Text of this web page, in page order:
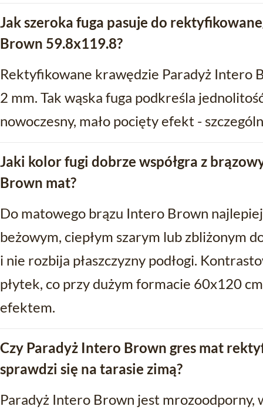
Jak szeroka fuga pasuje do
Brown 59.8x119.8?
Rektyfikowane krawędzie Paradyż Intero
2 mm. Tak wąska fuga podkreśla
nowoczesny, mało pocięty efekt -
Jaki kolor fugi dobrze współgra z
Brown mat?
Do matowego brązu Intero Brown
beżowym, ciepłym szarym lub zbliżonym
i nie rozbija płaszczyzny podłogi.
płytek, co przy dużym formacie 60x120
efektem.
Czy Paradyż Intero Brown gres mat
sprawdzi się na tarasie zimą?
Paradyż Intero Brown jest mrozoodporny,